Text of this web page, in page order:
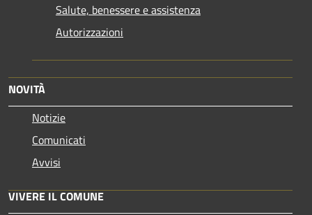
Salute, benessere e assistenza
Autorizzazioni
NOVITÀ
Notizie
Comunicati
Avvisi
VIVERE IL COMUNE